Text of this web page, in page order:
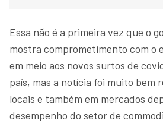
Essa não é a primeira vez que o
mostra comprometimento com o
em meio aos novos surtos de
país, mas a notícia foi muito bem
locais e também em mercados
desempenho do setor de